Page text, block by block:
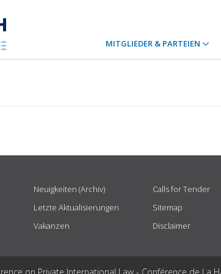
MITGLIEDER & PARTEIEN
Neuigkeiten (Archiv)
Letzte Aktualisierungen
Vakanzen
Calls for Tender
Sitemap
Disclaimer